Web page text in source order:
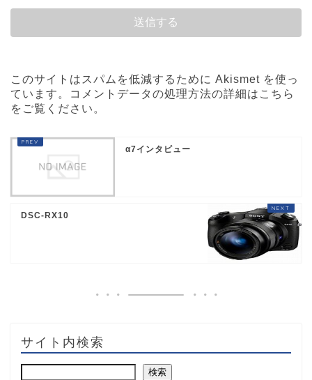
このサイトはスパムを低減するために Akismet を使っ
ています。
コメントデータの処理方法の詳細はこちら
をご覧ください 。
α7インタビュー
DSC-RX10
サイト内検索
検索